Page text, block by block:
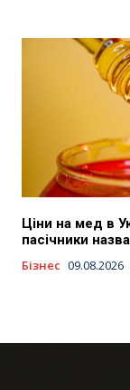
Ціни на мед в
пасічники
Бізнес 09.08.2026